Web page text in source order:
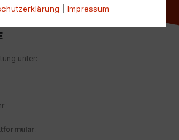
unter:
.
wenn Sie ihrer Verwendung
können Sie wählen, ob Sie "nur
Cookie-Einstellungen speichern"
ist freiwillig. Sie können Ihre
Impressum